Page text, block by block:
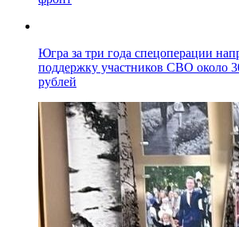
Югра за три года спецоперации
поддержку участников СВО около
рублей